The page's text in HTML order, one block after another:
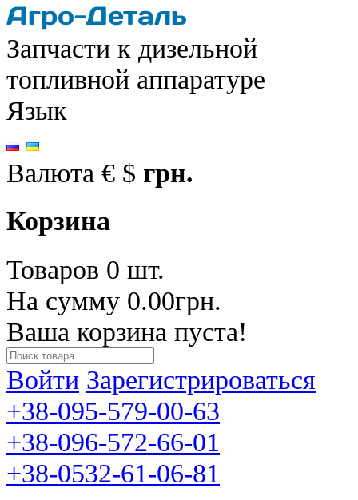
Запчасти к дизельной
топливной аппаратуре
Язык
Валюта € $ грн.
Корзина
Товаров 0 шт.
На сумму 0.00грн.
Ваша корзина пуста!
Войти Зарегистрироваться
+38-095-579-00-63
+38-096-572-66-01
+38-0532-61-06-81